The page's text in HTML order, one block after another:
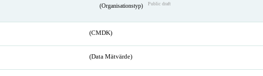
(Organisationstyp) Public draft
(CMDK)
(Data Mätvärde)